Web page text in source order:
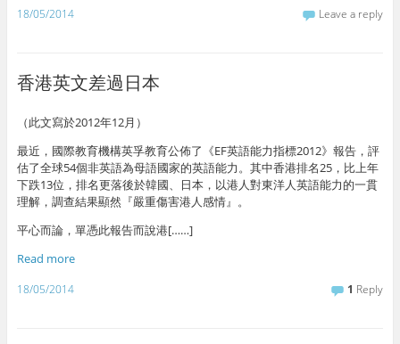
18/05/2014 Leave a reply
香港英文差過日本
（此文寫於2012年12月）
最近，國際教育機構英孚教育公佈了《EF英語能力指標2012》報告，評
估了全球54個非英語為母語國家的英語能力。其中香港排名25，比上年
下跌13位，排名更落後於韓國、日本，以港人對東洋人英語能力的一貫
理解，調查結果顯然『嚴重傷害港人感情』。
平心而論，單憑此報告而說港[……]
Read more
18/05/2014 1 Reply